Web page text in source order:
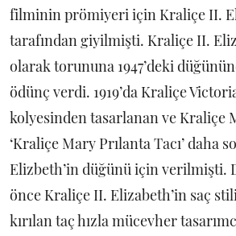
filminin prömiyeri için Kraliçe II.
tarafından giyilmişti. Kraliçe II.
olarak torununa 1947’deki
ödünç verdi. 1919’da Kraliçe
kolyesinden tasarlanan ve Kraliçe
‘Kraliçe Mary Prılanta Tacı’ daha
Elizbeth’in düğünü için verilmişti.
önce Kraliçe II. Elizabeth’in saç
kırılan taç hızla mücevher